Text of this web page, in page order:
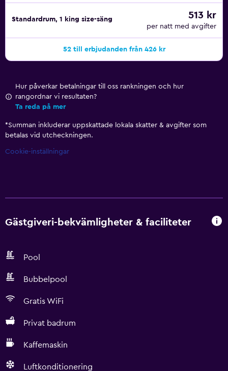
Standardrum, 1 king size-säng 513 kr
per natt med avgifter
52 till erbjudanden från 426 kr
Hur påverkar betalningar till oss rankningen och hur
rangordnar vi resultaten?
Ta reda på mer
*Summan inkluderar uppskattade lokala skatter & avgifter som
betalas vid utcheckningen.
Cookie-inställningar
Gästgiveri-bekvämligheter & faciliteter
Pool
Bubbelpool
Gratis WiFi
Privat badrum
Kaffemaskin
Luftkonditionering